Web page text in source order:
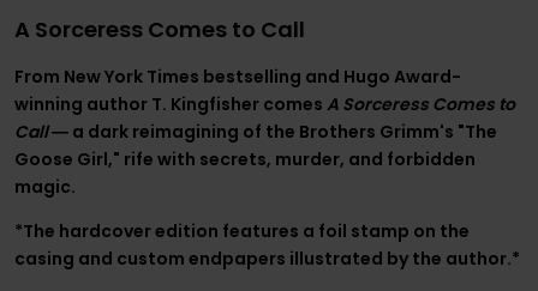
A Sorceress Comes to Call
From New York Times bestselling and Hugo Award-
winning author T. Kingfisher comes A Sorceress Comes to
Call― a dark reimagining of the Brothers Grimm's "The
Goose Girl," rife with secrets, murder, and forbidden
magic.
*The hardcover edition features a foil stamp on the
casing and custom endpapers illustrated by the author.*